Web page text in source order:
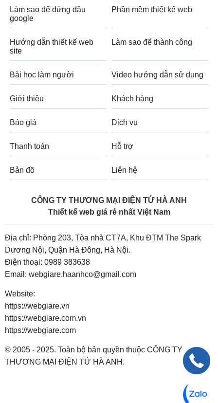
Làm sao để đứng đầu
google
Phần mềm thiết kế web
Hướng dẫn thiết kế web
site
Làm sao để thành công
Bài học làm người Video hướng dẫn sử dụng
Giới thiệu Khách hàng
Báo giá Dịch vụ
Thanh toán Hỗ trợ
Bản đồ Liên hệ
CÔNG TY THƯƠNG MẠI ĐIỆN TỬ HÀ ANH
Thiết kế web giá rẻ nhất Việt Nam
Địa chỉ: Phòng 203, Tòa nhà CT7A, Khu ĐTM The Spark
Dương Nội, Quận Hà Đông, Hà Nội.
Điện thoại: 0989 383638
Email: webgiare.haanhco@gmail.com
Website:
https://webgiare.vn
https://webgiare.com.vn
https://webgiare.com
© 2005 - 2025. Toàn bộ bản quyền thuộc CÔNG TY
THƯƠNG MẠI ĐIỆN TỬ HÀ ANH.